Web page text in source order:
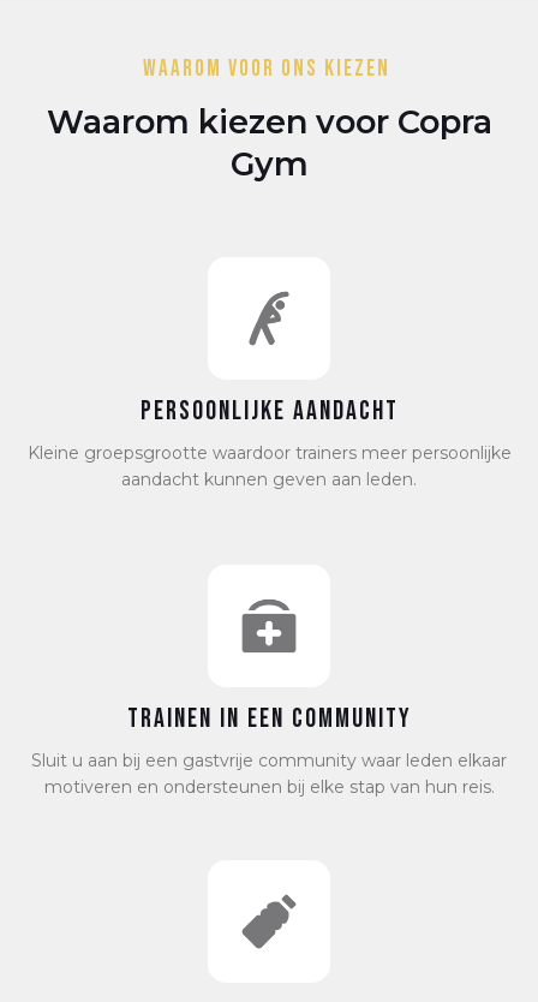
Waarom voor ons kiezen
Waarom kiezen voor Copra
Gym
Persoonlijke Aandacht
Kleine groepsgrootte waardoor trainers meer persoonlijke
aandacht kunnen geven aan leden.
Trainen in een community
Sluit u aan bij een gastvrije community waar leden elkaar
motiveren en ondersteunen bij elke stap van hun reis.